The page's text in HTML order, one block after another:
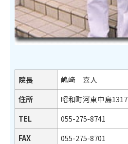
院長
嶋﨑 嘉人
住所
昭和町河東中島1317
TEL
055-275-8741
FAX
055-275-8701